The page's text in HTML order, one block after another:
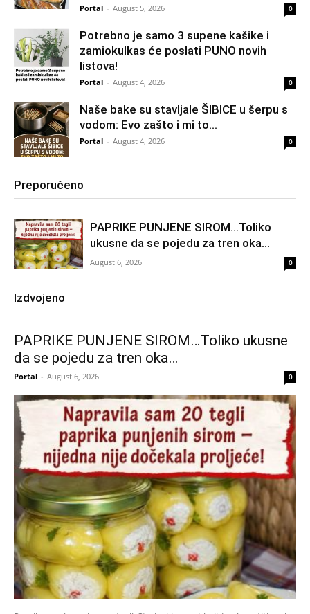
Portal - August 5, 2026 0
Potrebno je samo 3 supene kašike i
zamiokulkas će poslati PUNO novih
listova!
Portal - August 4, 2026 0
Naše bake su stavljale ŠIBICE u šerpu s
vodom: Evo zašto i mi to...
Portal - August 4, 2026 0
Preporučeno
PAPRIKE PUNJENE SIROM…Toliko
ukusne da se pojedu za tren oka…
August 6, 2026 0
Izdvojeno
PAPRIKE PUNJENE SIROM…Toliko ukusne
da se pojedu za tren oka…
Portal - August 6, 2026 0